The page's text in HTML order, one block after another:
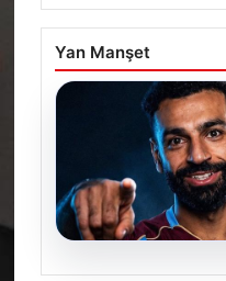
Yan Manşet
05.08.2026